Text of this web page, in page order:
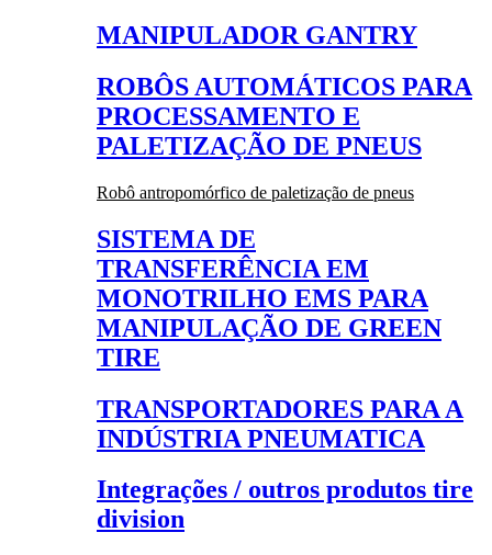
MANIPULADOR GANTRY
ROBÔS AUTOMÁTICOS PARA
PROCESSAMENTO E
PALETIZAÇÃO DE PNEUS
Robô antropomórfico de paletização de pneus
SISTEMA DE
TRANSFERÊNCIA EM
MONOTRILHO EMS PARA
MANIPULAÇÃO DE GREEN
TIRE
TRANSPORTADORES PARA A
INDÚSTRIA PNEUMATICA
Integrações / outros produtos tire
division